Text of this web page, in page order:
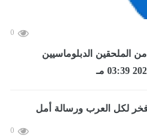
0
وزير الخارجية يلتقي أعضاء الدفعة ٥٩ من الملحقين الدبلوماسيين
0